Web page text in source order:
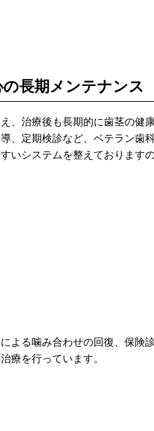
長期メンテナンス
、治療後も長期的に歯茎の健
、定期検診など、ベテラン歯
いシステムを整えております
よる噛み合わせの回復、保険
療を行っています。